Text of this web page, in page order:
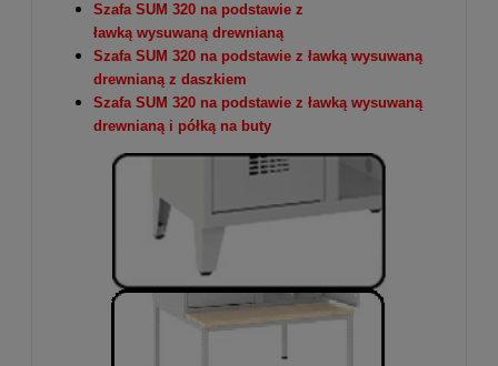
Szafa SUM 320 na podstawie z
ławką wysuwaną drewnianą
Szafa SUM 320 na podstawie z ławką wysuwaną
drewnianą z daszkiem
Szafa SUM 320 na podstawie z ławką wysuwaną
drewnianą i półką na buty